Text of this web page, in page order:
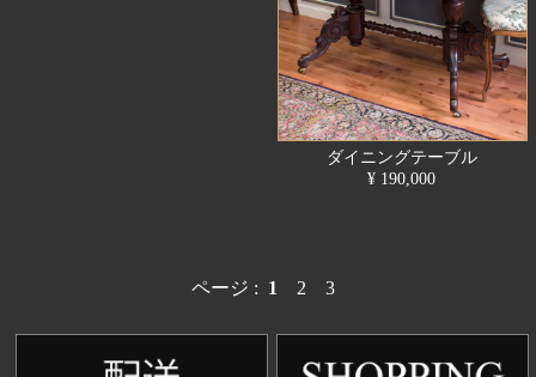
ダイニングテーブル
¥ 190,000
ページ : 1 2 3